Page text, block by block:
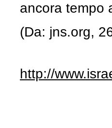
ancora tempo
(Da: jns.org,
http://